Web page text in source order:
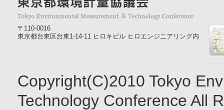
〒110-0016
東京都台東区台東1-14-11 ヒロキビル ヒロエンジニアリング内
Copyright(C)2010 Tokyo
Technology Conference All